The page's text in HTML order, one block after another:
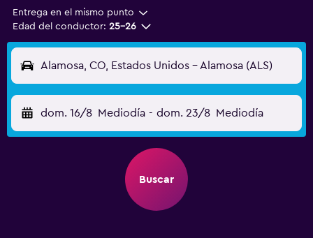
Entrega en el mismo punto
Edad del conductor: 25-26
Alamosa, CO, Estados Unidos - Alamosa (ALS)
dom. 16/8 Mediodía - dom. 23/8 Mediodía
Buscar